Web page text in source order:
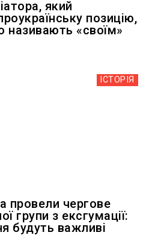
який
позицію,
називають «своїм»
ІСТОРІЯ
провели чергове
групи з ексгумації:
будуть важливі